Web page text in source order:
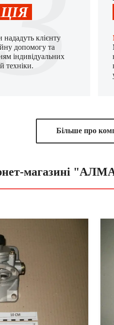
нададуть клієнту
допомогу та
індивідуальних
техніки.
Бiльше про
магазині